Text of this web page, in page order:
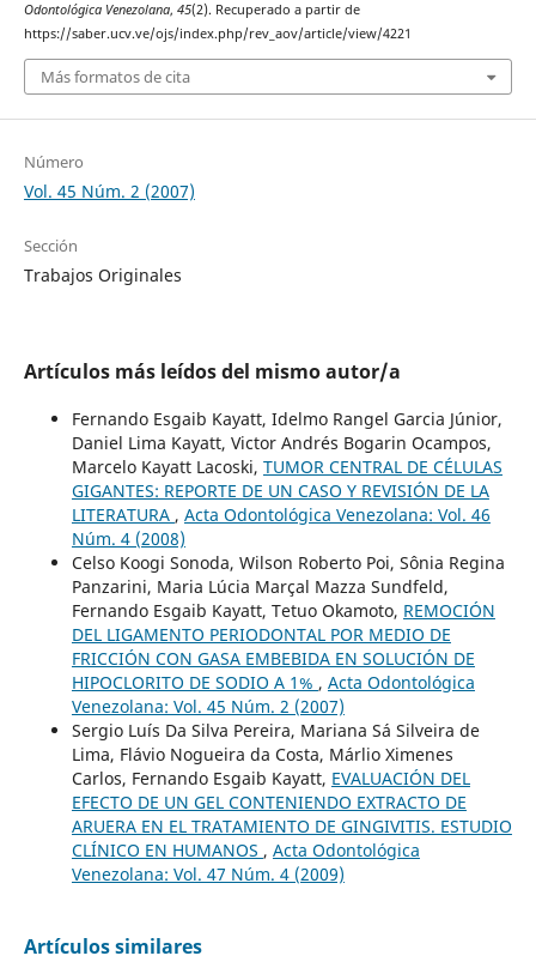
Odontológica Venezolana, 45(2). Recuperado a partir de
https://saber.ucv.ve/ojs/index.php/rev_aov/article/view/4221
Más formatos de cita
Número
Vol. 45 Núm. 2 (2007)
Sección
Trabajos Originales
Artículos más leídos del mismo autor/a
Fernando Esgaib Kayatt, Idelmo Rangel Garcia Júnior,
Daniel Lima Kayatt, Victor Andrés Bogarin Ocampos,
Marcelo Kayatt Lacoski, TUMOR CENTRAL DE CÉLULAS
GIGANTES: REPORTE DE UN CASO Y REVISIÓN DE LA
LITERATURA , Acta Odontológica Venezolana: Vol. 46
Núm. 4 (2008)
Celso Koogi Sonoda, Wilson Roberto Poi, Sônia Regina
Panzarini, Maria Lúcia Marçal Mazza Sundfeld,
Fernando Esgaib Kayatt, Tetuo Okamoto, REMOCIÓN
DEL LIGAMENTO PERIODONTAL POR MEDIO DE
FRICCIÓN CON GASA EMBEBIDA EN SOLUCIÓN DE
HIPOCLORITO DE SODIO A 1% , Acta Odontológica
Venezolana: Vol. 45 Núm. 2 (2007)
Sergio Luís Da Silva Pereira, Mariana Sá Silveira de
Lima, Flávio Nogueira da Costa, Márlio Ximenes
Carlos, Fernando Esgaib Kayatt, EVALUACIÓN DEL
EFECTO DE UN GEL CONTENIENDO EXTRACTO DE
ARUERA EN EL TRATAMIENTO DE GINGIVITIS. ESTUDIO
CLÍNICO EN HUMANOS , Acta Odontológica
Venezolana: Vol. 47 Núm. 4 (2009)
Artículos similares